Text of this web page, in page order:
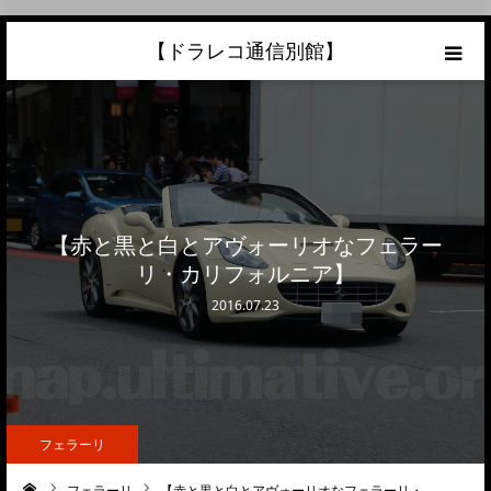
【ドラレコ通信別館】
【赤と黒と白とアヴォーリオなフェラー
リ・カリフォルニア】
2016.07.23
フェラーリ
あなたの愛車の最高額を知ろう！
こんな中古車が欲しい
トラック売却ならこちら
当サイトについて